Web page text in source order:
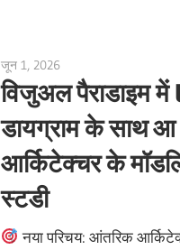
जून 1, 2026
विजुअल पैराडाइम में
डायग्राम के साथ
आर्किटेक्चर के
स्टडी
नया परिचय: आंतरिक